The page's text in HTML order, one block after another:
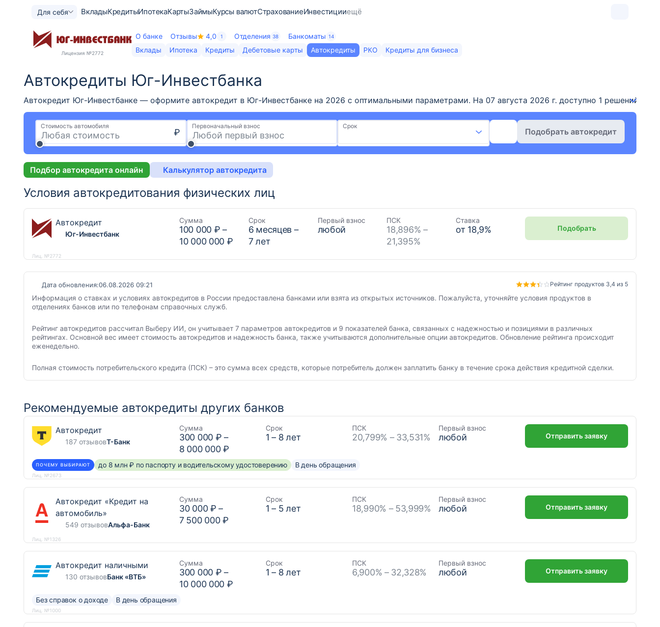
Для себя ВкладыКредитыИпотекаКартыЗаймыКурсы валютСтрахованиеИнвестицииещё
Лицензия №2772
О банке Отзывы 4,0 1 Отделения 38 Банкоматы 14
Вклады Ипотека Кредиты Дебетовые карты Автокредиты РКО Кредиты для бизнеса
Автокредиты Юг-Инвестбанка​
Автокредит Юг-Инвестбанке — оформите автокредит в Юг-Инвестбанке на 2026 с оптимальными параметрами. На 07 августа 2026 г. доступно 1 решений для
Стоимость автомобиля
₽
Первоначальный взнос Срок
Подобрать автокредит
Подбор автокредита онлайн Калькулятор автокредита
Условия автокредитования физических лиц
Автокредит
Юг-Инвестбанк
Сумма
100 000 ₽ –
10 000 000 ₽
Срок
6 месяцев –
7лет
Первый взнос
любой
ПСК
18,896% –
21,395%
Ставка
от 18,9% Подобрать
Лиц. №2772
Дата обновления:06.08.2026 09:21 Рейтинг продуктов 3,4 из 5
Информация о ставках и условиях автокредитов в России предоставлена банками или взята из открытых источников. Пожалуйста, уточняйте условия продуктов в
отделениях банков или по телефонам справочных служб.
Рейтинг автокредитов рассчитал Выберу ИИ, он учитывает 7 параметров автокредитов и 9 показателей банка, связанных с надежностью и позициями в различных
рейтингах. Основной вес имеет стоимость автокредитов и надежность банка, также учитываются дополнительные опции автокредитов. Обновление рейтинга происходит
еженедельно.
Полная стоимость потребительского кредита (ПСК) – это сумма всех средств, которые потребитель должен заплатить банку в течение срока действия кредитной сделки.
Рекомендуемые автокредиты других банков
Автокредит
187 отзывовТ-Банк
Сумма
300 000 ₽ –
8 000 000 ₽
Срок
1 – 8 лет
ПСК
20,799% – 33,531%
Первый взнос
любой
ПОЧЕМУ ВЫБИРАЮТ до 8 млн ₽ по паспорту и водительскому удостоверению В день обращения
Отправить заявку
Лиц. №2673
Автокредит «Кредит на
автомобиль»
549 отзывовАльфа-Банк
Сумма
30 000 ₽ –
7 500 000 ₽
Срок
1 – 5 лет
ПСК
18,990% – 53,999%
Первый взнос
любой Отправить заявку
Лиц. №1326
Автокредит наличными
130 отзывовБанк «ВТБ»
Сумма
300 000 ₽ –
10 000 000 ₽
Срок
1 – 8 лет
ПСК
6,900% – 32,328%
Первый взнос
любой
Без справок о доходе В день обращения
Отправить заявку
Лиц. №1000